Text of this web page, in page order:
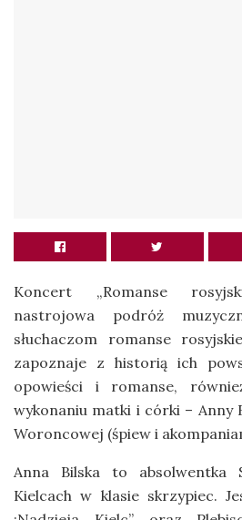
Koncert „Romanse
nastrojowa podróż
słuchaczom romanse
zapoznaje z historią ich
opowieści i romanse,
wykonaniu matki i córki – Anny
Woroncowej (śpiew i
Anna Bilska to absolwentka
Kielcach w klasie skrzypiec.